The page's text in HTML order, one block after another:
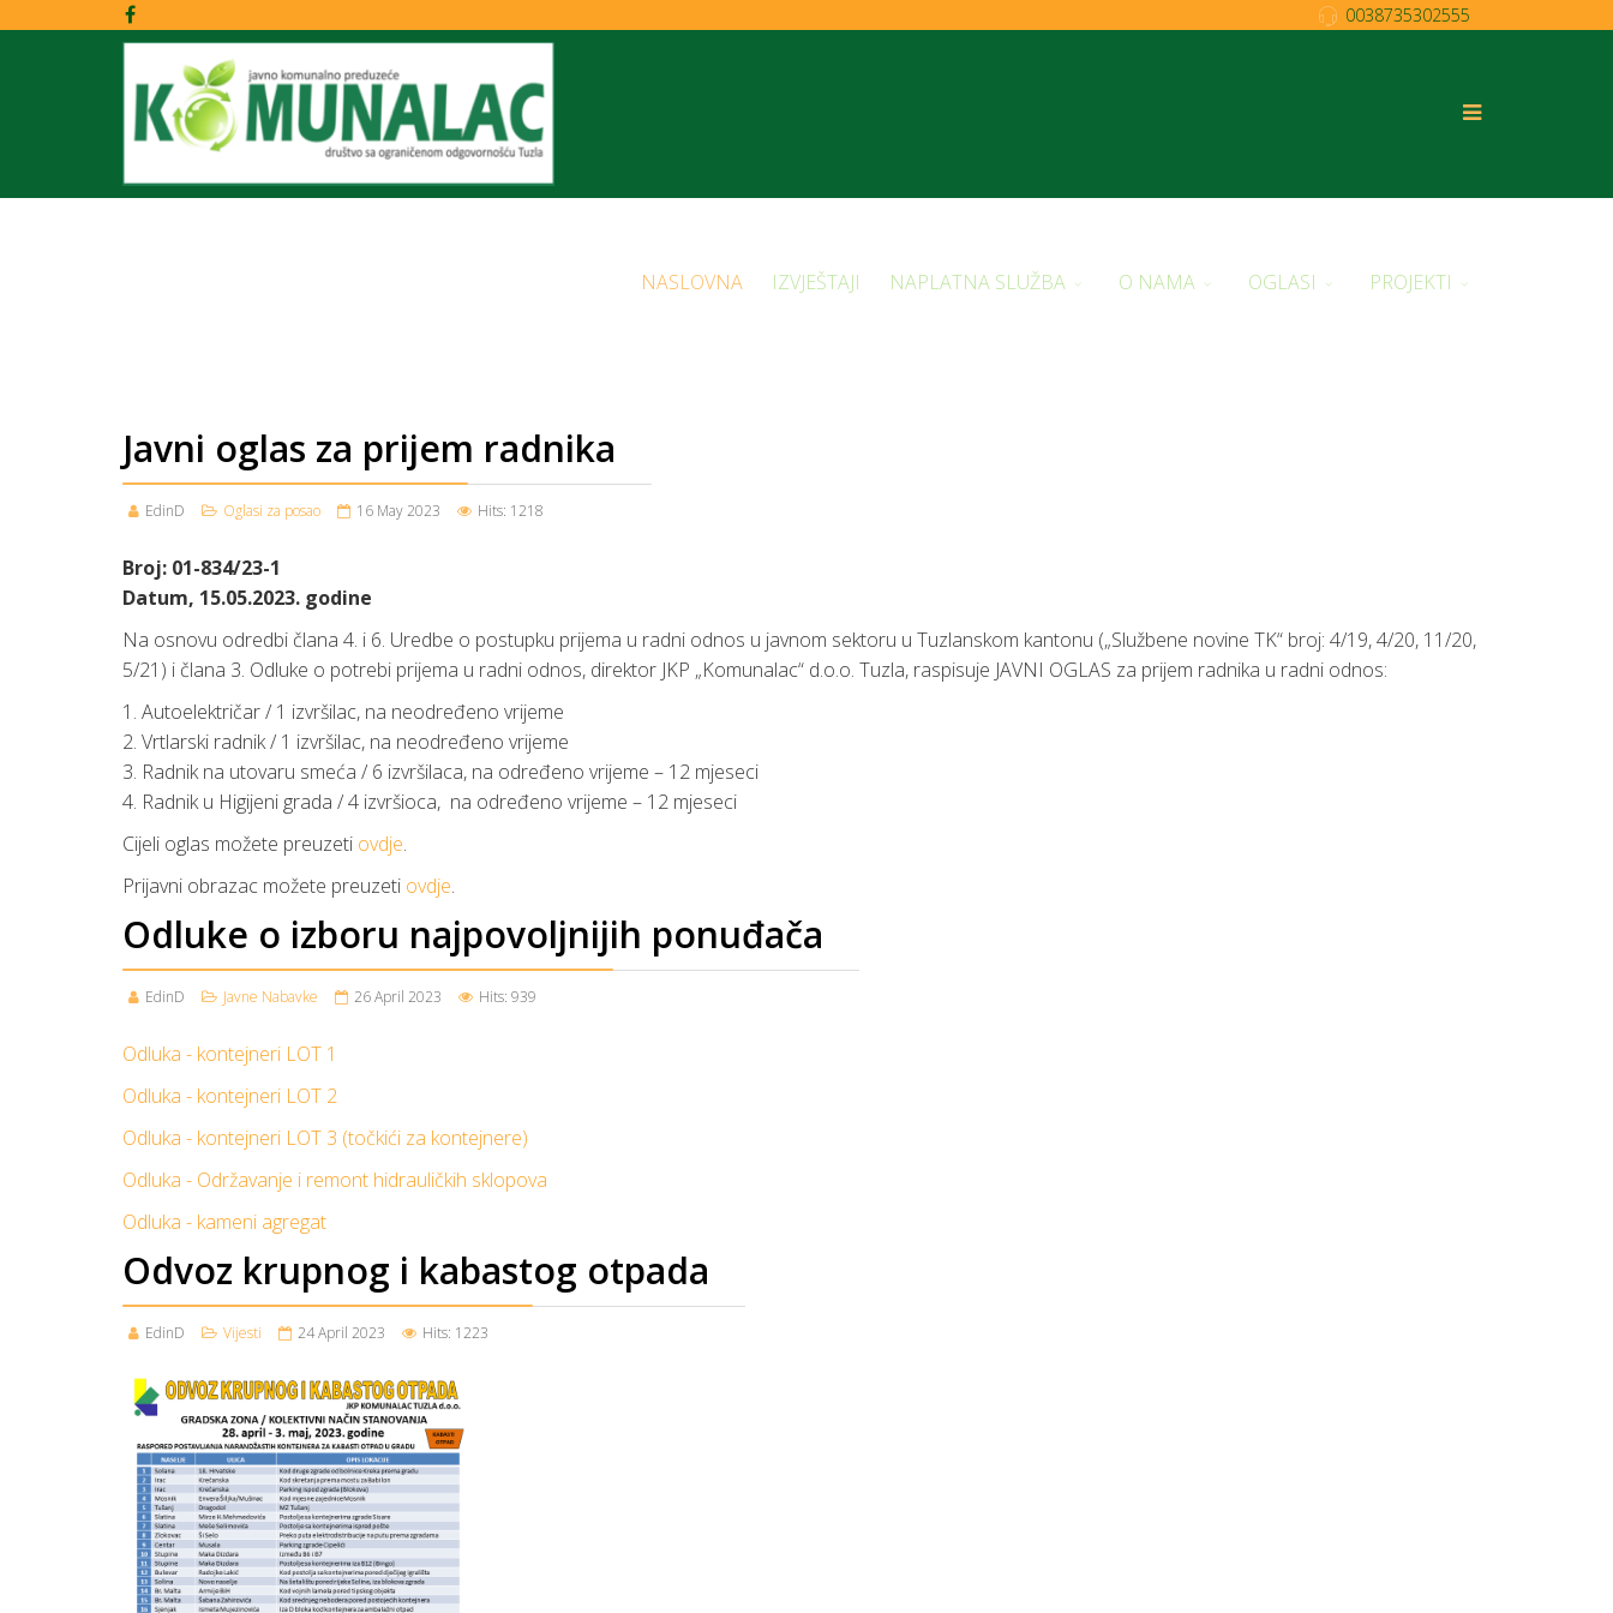
0038735302555
NASLOVNA IZVJEŠTAJI NAPLATNA SLUŽBA O NAMA OGLASI PROJEKTI
Javni oglas za prijem radnika
EdinD Oglasi za posao 16 May 2023 Hits: 1218
Broj: 01-834/23-1
Datum, 15.05.2023. godine
Na osnovu odredbi člana 4. i 6. Uredbe o postupku prijema u radni odnos u javnom sektoru u Tuzlanskom kantonu („Službene novine TK“ broj: 4/19, 4/20, 11/20,
5/21) i člana 3. Odluke o potrebi prijema u radni odnos, direktor JKP „Komunalac“ d.o.o. Tuzla, raspisuje JAVNI OGLAS za prijem radnika u radni odnos:
1. Autoelektričar / 1 izvršilac, na neodređeno vrijeme
2. Vrtlarski radnik / 1 izvršilac, na neodređeno vrijeme
3. Radnik na utovaru smeća / 6 izvršilaca, na određeno vrijeme – 12 mjeseci
4. Radnik u Higijeni grada / 4 izvršioca, na određeno vrijeme – 12 mjeseci
Cijeli oglas možete preuzeti ovdje.
Prijavni obrazac možete preuzeti ovdje.
Odluke o izboru najpovoljnijih ponuđača
EdinD Javne Nabavke 26 April 2023 Hits: 939
Odluka - kontejneri LOT 1
Odluka - kontejneri LOT 2
Odluka - kontejneri LOT 3 (točkići za kontejnere)
Odluka - Održavanje i remont hidrauličkih sklopova
Odluka - kameni agregat
Odvoz krupnog i kabastog otpada
EdinD Vijesti 24 April 2023 Hits: 1223